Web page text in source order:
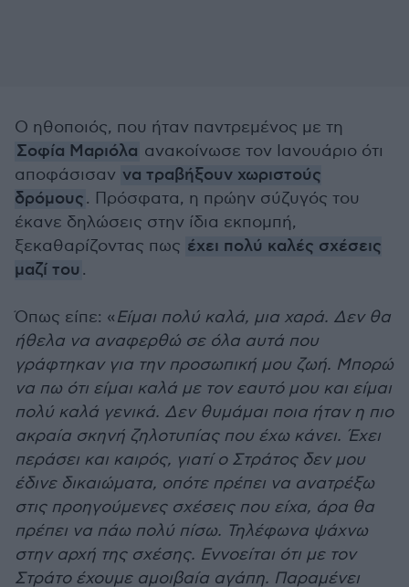
Ο ηθοποιός, που ήταν παντρεμένος με τη
Σοφία Μαριόλα ανακοίνωσε τον Ιανουάριο ότι
αποφάσισαν να τραβήξουν χωριστούς
δρόμους. Πρόσφατα, η πρώην σύζυγός του
έκανε δηλώσεις στην ίδια εκπομπή,
ξεκαθαρίζοντας πως έχει πολύ καλές σχέσεις
μαζί του .
Όπως είπε: «Είμαι πολύ καλά, μια χαρά. Δεν θα
ήθελα να αναφερθώ σε όλα αυτά που
γράφτηκαν για την προσωπική μου ζωή. Μπορώ
να πω ότι είμαι καλά με τον εαυτό μου και είμαι
πολύ καλά γενικά. Δεν θυμάμαι ποια ήταν η πιο
ακραία σκηνή ζηλοτυπίας που έχω κάνει. Έχει
περάσει και καιρός, γιατί ο Στράτος δεν μου
έδινε δικαιώματα, οπότε πρέπει να ανατρέξω
στις προηγούμενες σχέσεις που είχα, άρα θα
πρέπει να πάω πολύ πίσω. Τηλέφωνα ψάχνω
στην αρχή της σχέσης. Εννοείται ότι με τον
Στράτο έχουμε αμοιβαία αγάπη. Παραμένει